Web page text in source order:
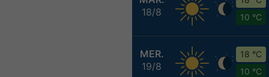
18/8
10 °C
MER.
19/8
18 °C
10 °C